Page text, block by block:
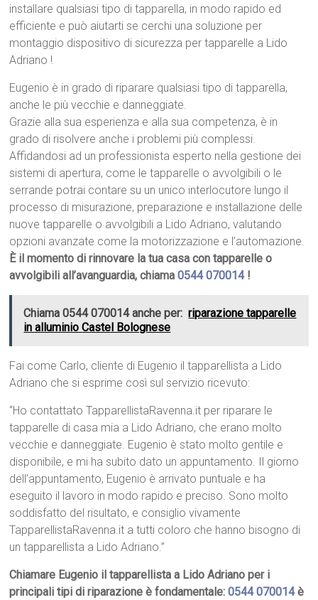
installare qualsiasi tipo di tapparella, in modo rapido ed
efficiente e può aiutarti se cerchi una soluzione per
montaggio dispositivo di sicurezza per tapparelle a Lido
Adriano !
Eugenio è in grado di riparare qualsiasi tipo di tapparella,
anche le più vecchie e danneggiate.
Grazie alla sua esperienza e alla sua competenza, è in
grado di risolvere anche i problemi più complessi.
Affidandosi ad un professionista esperto nella gestione dei
sistemi di apertura, come le tapparelle o avvolgibili o le
serrande potrai contare su un unico interlocutore lungo il
processo di misurazione, preparazione e installazione delle
nuove tapparelle o avvolgibili a Lido Adriano, valutando
opzioni avanzate come la motorizzazione e l’automazione.
È il momento di rinnovare la tua casa con tapparelle o
avvolgibili all’avanguardia, chiama0544 070014!
Chiama 0544 070014 anche per: riparazione tapparelle
in alluminio Castel Bolognese
Fai come Carlo, cliente di Eugenio il tapparellista a Lido
Adriano che si esprime così sul servizio ricevuto:
“Ho contattato TapparellistaRavenna.it per riparare le
tapparelle di casa mia a Lido Adriano, che erano molto
vecchie e danneggiate. Eugenio è stato molto gentile e
disponibile, e mi ha subito dato un appuntamento. Il giorno
dell’appuntamento, Eugenio è arrivato puntuale e ha
eseguito il lavoro in modo rapido e preciso. Sono molto
soddisfatto del risultato, e consiglio vivamente
TapparellistaRavenna.it a tutti coloro che hanno bisogno di
un tapparellista a Lido Adriano.”
Chiamare Eugenio il tapparellista a Lido Adriano per i
principali tipi di riparazione è fondamentale:0544 070014è